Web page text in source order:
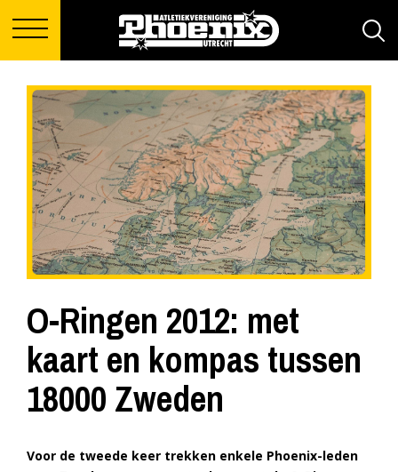
O-Ringen 2012: met
kaart en kompas tussen
18000 Zweden
Voor de tweede keer trekken enkele Phoenix-leden